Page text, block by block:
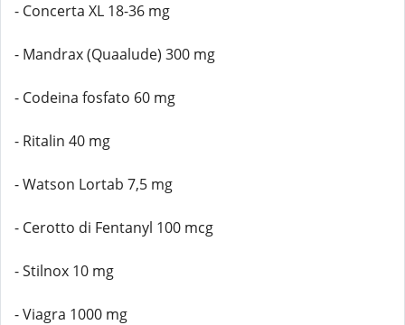
- Concerta XL 18-36 mg
- Mandrax (Quaalude) 300 mg
- Codeina fosfato 60 mg
- Ritalin 40 mg
- Watson Lortab 7,5 mg
- Cerotto di Fentanyl 100 mcg
- Stilnox 10 mg
- Viagra 1000 mg